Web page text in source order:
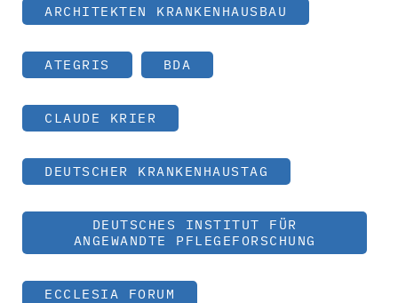
ARCHITEKTEN KRANKENHAUSBAU
ATEGRIS BDA
CLAUDE KRIER
DEUTSCHER KRANKENHAUSTAG
DEUTSCHES INSTITUT FÜR
ANGEWANDTE PFLEGEFORSCHUNG
ECCLESIA FORUM